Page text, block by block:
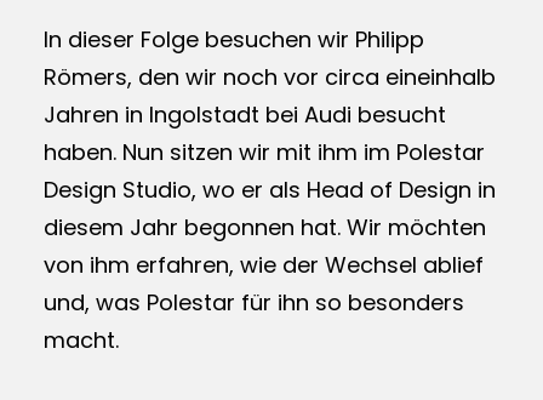
In dieser Folge besuchen wir Philipp
Römers, den wir noch vor circa eineinhalb
Jahren in Ingolstadt bei Audi besucht
haben. Nun sitzen wir mit ihm im Polestar
Design Studio, wo er als Head of Design in
diesem Jahr begonnen hat. Wir möchten
von ihm erfahren, wie der Wechsel ablief
und, was Polestar für ihn so besonders
macht.